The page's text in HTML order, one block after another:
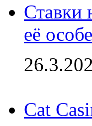
Ставки
её
Cat